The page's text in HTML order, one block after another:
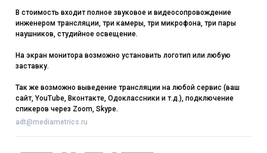
В стоимость входит полное звуковое и видеосопровождение
инженером трансляции, три камеры, три микрофона, три пары
наушников, студийное освещение.
На экран монитора возможно установить логотип или любую
заставку.
Так же возможно выведение трансляции на любой сервис (ваш
сайт, YouTube, Вконтакте, Одоклассники и т.д.), подключение
спикеров через Zoom, Skype.
adt@mediametrics.ru